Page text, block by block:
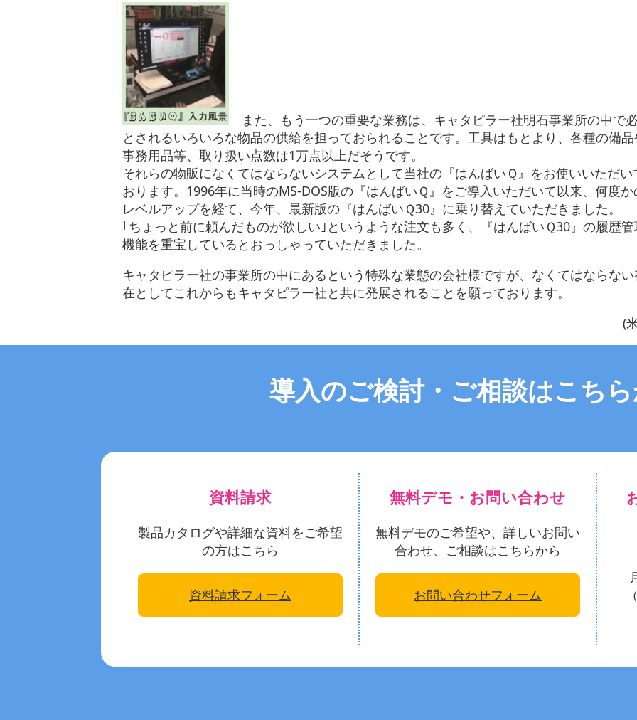
また、もう一つの重要な業務は、キャタピラー社明石事業所の中で
とされるいろいろな物品の供給を担っておられることです。工具はもとより、各種の備
事務用品等、取り扱い点数は1万点以上だそうです。
それらの物販になくてはならないシステムとして当社の『はんばいＱ』をお使いいただい
おります。1996年に当時のMS-DOS版の『はんばいＱ』をご導入いただいて以来、何度か
レベルアップを経て、今年、最新版の『はんばいＱ30』に乗り替えていただきました。
｢ちょっと前に頼んだものが欲しい｣というような注文も多く、『はんばいＱ30』の履歴
機能を重宝しているとおっしゃっていただきました。
キャタピラー社の事業所の中にあるという特殊な業態の会社様ですが、なくてはならな
在としてこれからもキャタピラー社と共に発展されることを願っております。
(
導入のご検討・ご相談はこち
資料請求
製品カタログや詳細な資料をご希望
の方はこちら
資料請求フォーム
無料デモ・お問い合わせ
無料デモのご希望や、詳しいお問い
合わせ、ご相談はこちらから
お問い合わせフォーム